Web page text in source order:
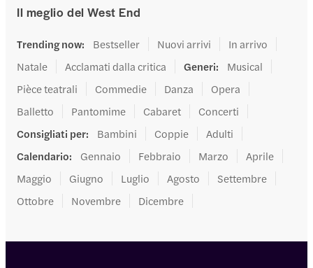
Il meglio del West End
Trending now: Bestseller Nuovi arrivi
In arrivo
Natale
Acclamati dalla critica Generi:
Musical
Pièce teatrali
Commedie Danza
Opera
Balletto
Pantomime Cabaret
Concerti
Consigliati per: Bambini Coppie
Adulti
Calendario: Gennaio Febbraio Marzo
Aprile
Maggio
Giugno Luglio Agosto
Settembre
Ottobre
Novembre Dicembre